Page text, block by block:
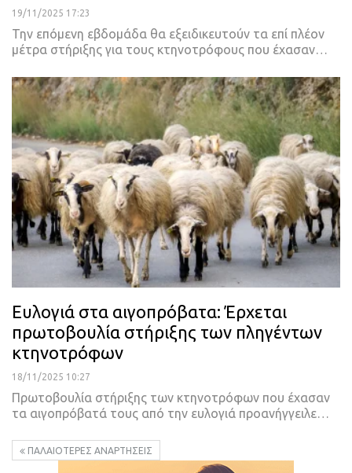
19/11/2025 17:23
Την επόμενη εβδομάδα θα εξειδικευτούν τα επί πλέον
μέτρα στήριξης για τους κτηνοτρόφους που έχασαν…
Ευλογιά στα αιγοπρόβατα: Έρχεται
πρωτοβουλία στήριξης των πληγέντων
κτηνοτρόφων
18/11/2025 10:27
Πρωτοβουλία στήριξης των κτηνοτρόφων που έχασαν
τα αιγοπρόβατά τους από την ευλογιά προανήγγειλε…
ΠΑΛΑΙΌΤΕΡΕΣ ΑΝΑΡΤΉΣΕΙΣ